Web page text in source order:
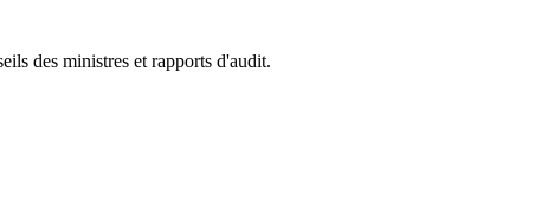
des ministres et rapports d'audit.